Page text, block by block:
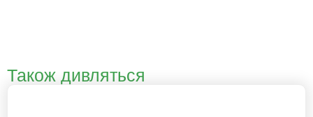
Також дивляться